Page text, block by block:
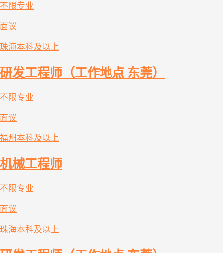
不限专业
面议
珠海本科及以上
研发工程师（工作地点 东莞）
不限专业
面议
福州 本科及以上
机械工程师
不限专业
面议
珠海本科及以上